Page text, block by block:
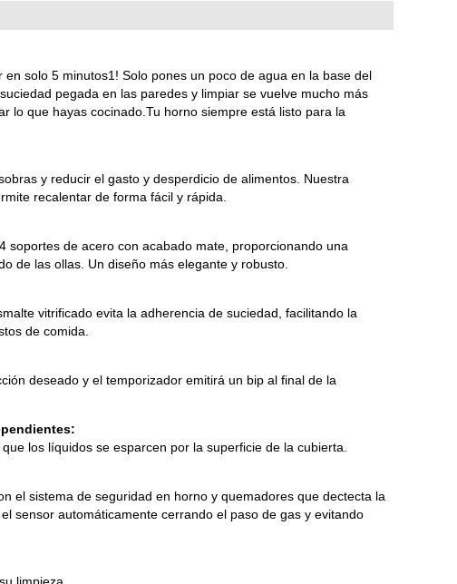
en solo 5 minutos1! Solo pones un poco de agua en la base del
pegada en las paredes y limpiar se vuelve mucho más
lo que hayas cocinado.Tu horno siempre está listo para la
y reducir el gasto y desperdicio de alimentos. Nuestra
recalentar de forma fácil y rápida.
soportes de acero con acabado mate, proporcionando una
de las ollas. Un diseño más elegante y robusto.
vitrificado evita la adherencia de suciedad, facilitando la
de comida.
deseado y el temporizador emitirá un bip al final de la
los líquidos se esparcen por la superficie de la cubierta.
el sistema de seguridad en horno y quemadores que dectecta la
sensor automáticamente cerrando el paso de gas y evitando
limpieza.